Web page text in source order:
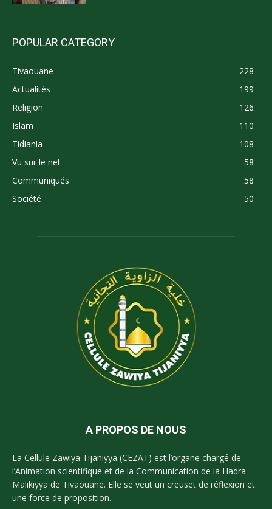
POPULAR CATEGORY
Tivaouane
228
Actualités
199
Religion
126
Islam
110
Tidiania
108
Vu sur le net
58
Communiqués
58
Société
50
A PROPOS DE NOUS
La Cellule Zawiya Tijaniyya (CEZAT) est l’organe chargé de
l’Animation scientifique et de la Communication de la Hadra
Malikiyya de Tivaouane. Elle se veut un creuset de réflexion et
une force de proposition.